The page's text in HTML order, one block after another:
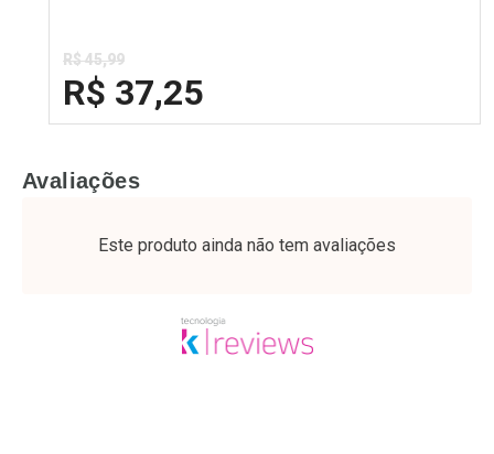
R$ 45,99
R$ 37,25
Avaliações
Este produto ainda não tem avaliações